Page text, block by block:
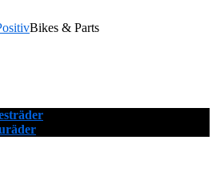
Bikes & Parts